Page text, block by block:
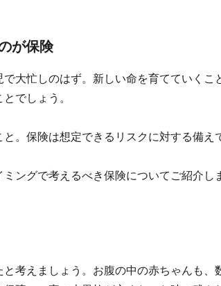
が保険
大忙しのはず。新しい命を育てていくこ
でしょう。
。保険は想定できるリスクに対する備え
ングで考えるべき保険についてご紹介し
考えましょう。お腹の中の赤ちゃんも、